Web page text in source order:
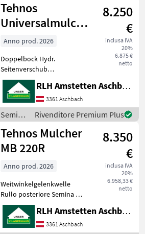
Stützkufen mit
Berti
Tehnos
Universalmulcher
Profi MU 300R
8.250
€
inclusa IVA
20%
6.875 €
netto
Anno prod. 2026
Doppelbock Hydr.
Seitenverschub
Schutzgummi Gelenkwelle-
Walterscheid Beleuchtung
Rullo posteriore Semina e
cura Trinciatutto
RLH Amstetten Aschbach
3361 Aschbach
Semina
e cura /
Tehnos
Rivenditore Premium Plus
Tehnos Mulcher
MB 220R
8.350
€
inclusa IVA
20%
6.958,33 €
netto
Anno prod. 2026
Weitwinkelgelenkwelle
Rullo posteriore Semina e
cura Trinciatutto
RLH Amstetten Aschbach
3361 Aschbach